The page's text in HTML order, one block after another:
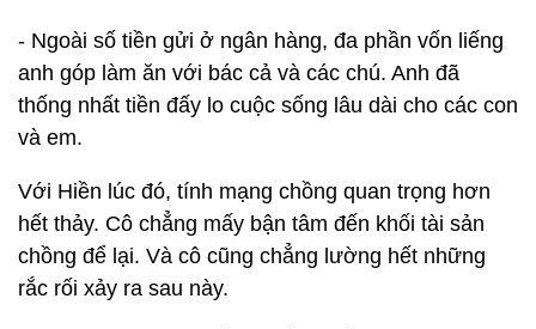
- Ngoài số tiền gửi ở ngân hàng, đa phần vốn liếng
anh góp làm ăn với bác cả và các chú. Anh đã
thống nhất tiền đấy lo cuộc sống lâu dài cho các con
và em.
Với Hiền lúc đó, tính mạng chồng quan trọng hơn
hết thảy. Cô chẳng mấy bận tâm đến khối tài sản
chồng để lại. Và cô cũng chẳng lường hết những
rắc rối xảy ra sau này.